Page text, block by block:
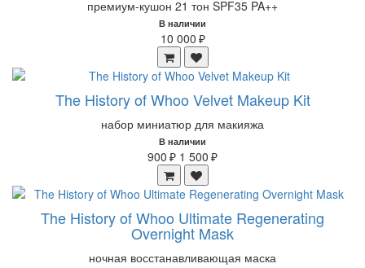
премиум-кушон 21 тон SPF35 PA++
В наличии
10 000 ₽
The History of Whoo Velvet Makeup Kit
набор миниатюр для макияжа
В наличии
900 ₽ 1 500 ₽
The History of Whoo Ultimate Regenerating
Overnight Mask
ночная восстанавливающая маска